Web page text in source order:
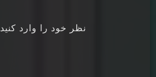
نظر خود را وارد کنید